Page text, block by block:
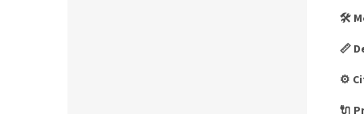
🛠️
📏
⚙️
🔌